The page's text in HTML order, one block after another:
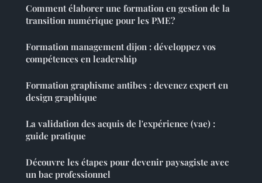
Comment élaborer une formation en gestion de la
transition numérique pour les PME?
Formation management dijon : développez vos
compétences en leadership
Formation graphisme antibes : devenez expert en
design graphique
La validation des acquis de l'expérience (vae) :
guide pratique
Découvre les étapes pour devenir paysagiste avec
un bac professionnel